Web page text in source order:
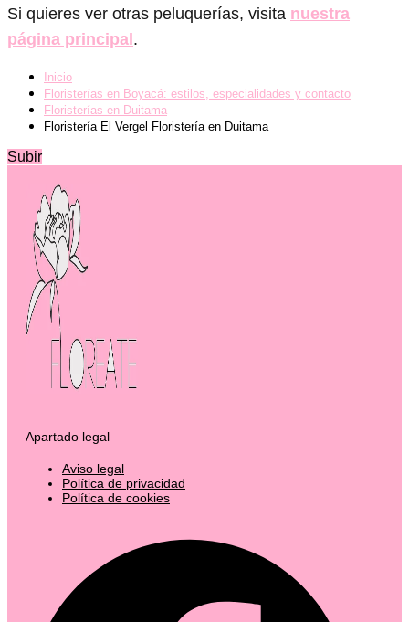
Si quieres ver otras peluquerías, visita nuestra
página principal.
Inicio
Floristerías en Boyacá: estilos, especialidades y contacto
Floristerías en Duitama
Floristería El Vergel Floristería en Duitama
Subir
Apartado legal
Aviso legal
Política de privacidad
Política de cookies